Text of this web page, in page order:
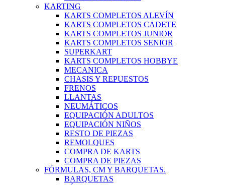
KARTING
KARTS COMPLETOS ALEVÍN
KARTS COMPLETOS CADETE
KARTS COMPLETOS JUNIOR
KARTS COMPLETOS SENIOR
SUPERKART
KARTS COMPLETOS HOBBYE
MECANICA
CHASIS Y REPUESTOS
FRENOS
LLANTAS
NEUMÁTICOS
EQUIPACIÓN ADULTOS
EQUIPACIÓN NIÑOS
RESTO DE PIEZAS
REMOLQUES
COMPRA DE KARTS
COMPRA DE PIEZAS
FÓRMULAS, CM Y BARQUETAS.
BARQUETAS